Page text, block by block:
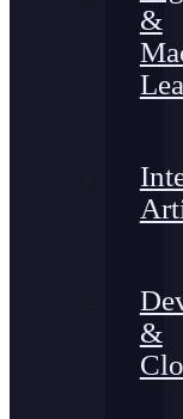
&
&